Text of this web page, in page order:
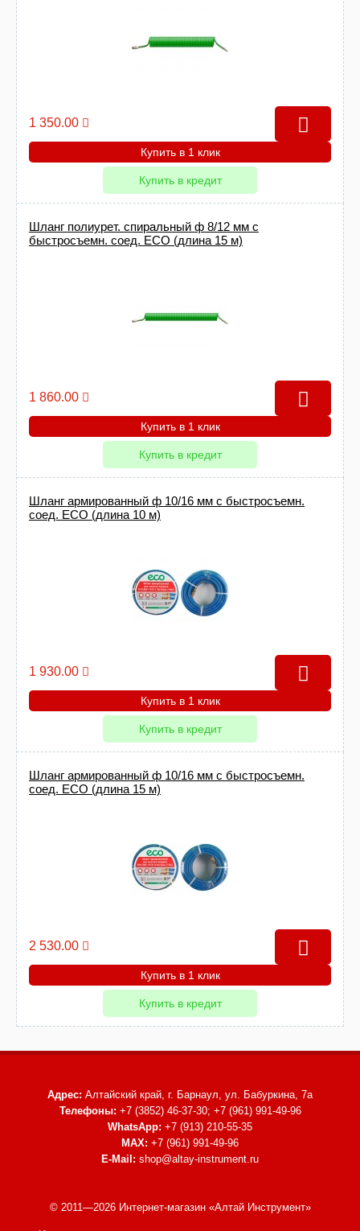
1 350.00
Купить в 1 клик
Купить в кредит
Шланг полиурет. спиральный ф 8/12 мм c
быстросъемн. соед. ECO (длина 15 м)
1 860.00
Купить в 1 клик
Купить в кредит
Шланг армированный ф 10/16 мм с быстросъемн.
соед. ECO (длина 10 м)
1 930.00
Купить в 1 клик
Купить в кредит
Шланг армированный ф 10/16 мм с быстросъемн.
соед. ECO (длина 15 м)
2 530.00
Купить в 1 клик
Купить в кредит
Адрес: Алтайский край, г. Барнаул, ул. Бабуркина, 7а
Телефоны: +7 (3852) 46-37-30; +7 (961) 991-49-96
WhatsApp: +7 (913) 210-55-35
MAX: +7 (961) 991-49-96
E-Mail: shop@altay-instrument.ru
© 2011—2026 Интернет-магазин «Алтай Инструмент»